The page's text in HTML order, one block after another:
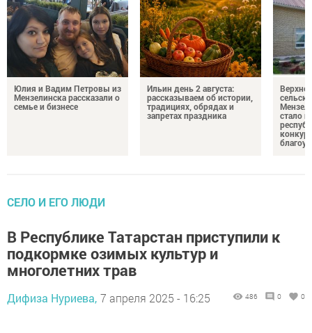
Юлия и Вадим Петровы из
Мензелинска рассказали о
семье и бизнесе
Ильин день 2 августа:
рассказываем об истории,
традициях, обрядах и
запретах праздника
стало
СЕЛО И ЕГО ЛЮДИ
В Республике Татарстан приступили к
подкормке озимых культур и
многолетних трав
Дифиза Нуриева, 7 апреля 2025 - 16:25 486 0 0